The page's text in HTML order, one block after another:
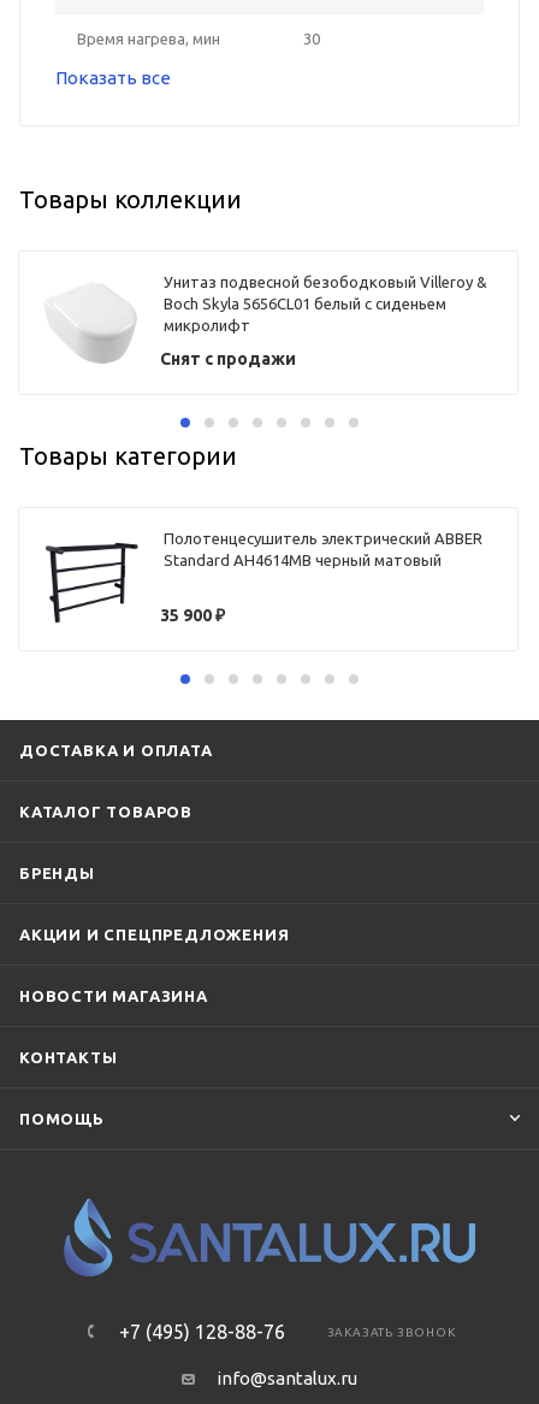
Время нагрева, мин 30
Показать все
Товары коллекции
Унитаз подвесной безободковый Villeroy &
Boch Skyla 5656CL01 белый с сиденьем
микролифт
Снят с продажи
Товары категории
Полотенцесушитель электрический ABBER
Standard AH4614MB черный матовый
35 900₽
ДОСТАВКА И ОПЛАТА
КАТАЛОГ ТОВАРОВ
БРЕНДЫ
АКЦИИ И СПЕЦПРЕДЛОЖЕНИЯ
НОВОСТИ МАГАЗИНА
КОНТАКТЫ
ПОМОЩЬ
+7 (495) 128-88-76 ЗАКАЗАТЬ ЗВОНОК
info@santalux.ru